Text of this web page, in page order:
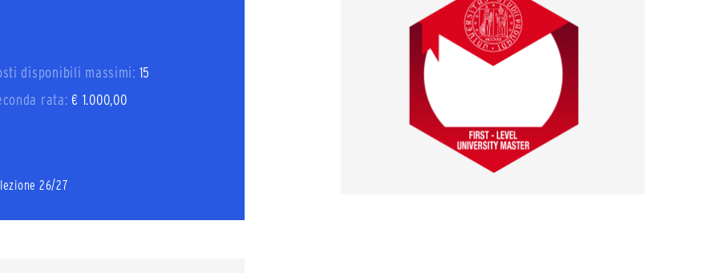
disponibili massimi: 15
rata: € 1.000,00
26/27